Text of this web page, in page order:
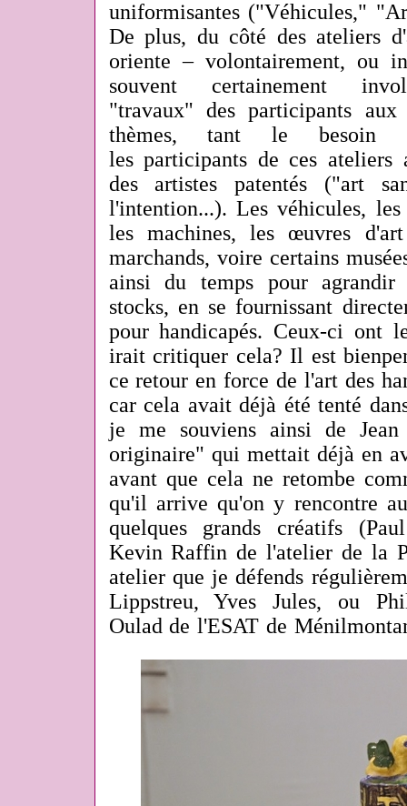
uniformisantes ("Véhicules,"
De plus, du côté des ateliers
oriente – volontairement, ou
souvent certainement
"travaux" des participants
thèmes, tant le besoin
les participants de ces
des artistes patentés ("art
l'intention...). Les véhicules,
les machines, les œuvres
marchands, voire certains
ainsi du temps pour agrandir
stocks, en se fournissant
pour handicapés. Ceux-ci ont
irait critiquer cela? Il est
ce retour en force de l'art des
car cela avait déjà été tenté
je me souviens ainsi de
originaire" qui mettait déjà en
avant que cela ne retombe
qu'il arrive qu'on y rencontre
quelques grands créatifs
Kevin Raffin de l'atelier de la
atelier que je défends
Lippstreu, Yves Jules, ou
Oulad de l'ESAT de